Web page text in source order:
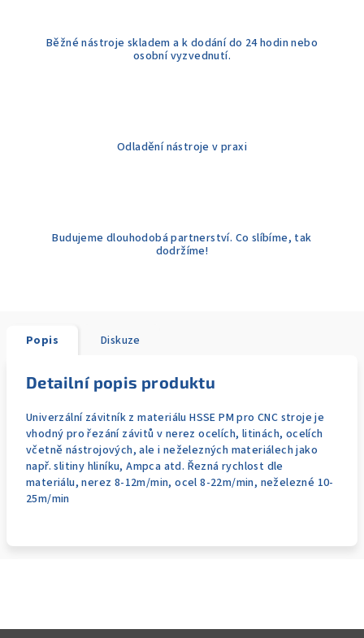
Běžné nástroje skladem a k dodání do 24 hodin nebo
osobní vyzvednutí.
Odladění nástroje v praxi
Budujeme dlouhodobá partnerství. Co slíbíme, tak
dodržíme!
Popis Diskuze
Detailní popis produktu
Univerzální závitník z materiálu HSSE PM pro CNC stroje je
vhodný pro řezání závitů v nerez ocelích, litinách, ocelích
včetně nástrojových, ale i neželezných materiálech jako
např. slitiny hliníku, Ampca atd. Řezná rychlost dle
materiálu, nerez 8-12m/min, ocel 8-22m/min, neželezné 10-
25m/min